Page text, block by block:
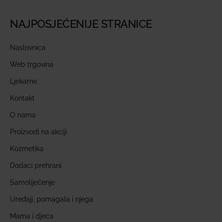
NAJPOSJEĆENIJE STRANICE
Naslovnica
Web trgovina
Ljekarne
Kontakt
O nama
Proizvodi na akciji
Kozmetika
Dodaci prehrani
Samoliječenje
Uređaji, pomagala i njega
Mama i djeca